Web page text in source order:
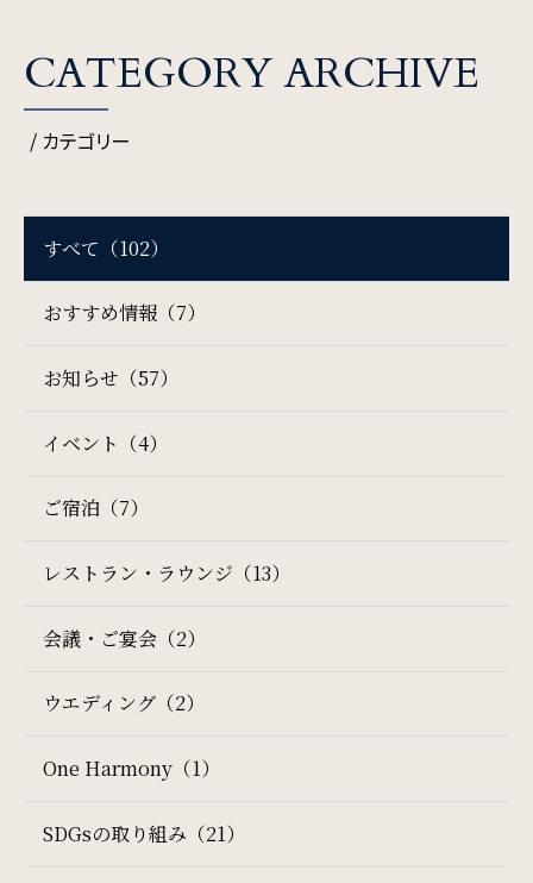
採用情報
Contact
オンラインショップ
サイトポリシー ソーシャルメディアポリシー
特定商取引法に基づく表記
宿泊予約
レンタカー付き
チェックイン日 - チェックアウト日
CATEGORY ARCHIVE
/ カテゴリー
すべて（102）
おすすめ情報（7）
お知らせ（57）
イベント（4）
ご宿泊（7）
レストラン・ラウンジ（13）
会議・ご宴会（2）
ウエディング（2）
One Harmony（1）
SDGsの取り組み（21）